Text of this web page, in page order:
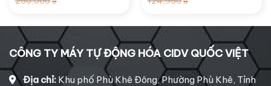
250,000₫.
là:
220,000₫.
124,950₫.
là:
100,000₫.
CÔNG TY MÁY TỰ ĐỘNG HÓA CIDV QUỐC VIỆT
Địa chỉ: Khu phố Phù Khê Đông, Phường Phù Khê, Tỉnh